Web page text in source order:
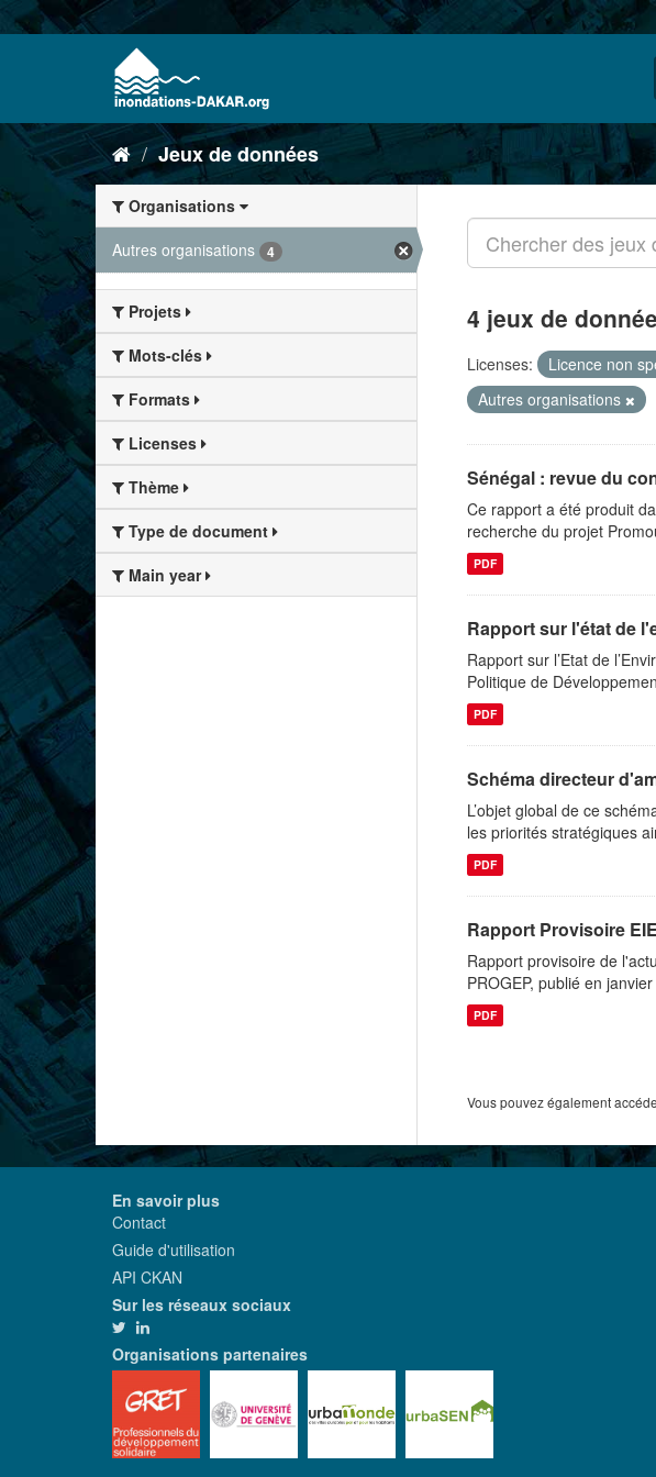
Jeux de données
Organisations
Autres organisations
4
Projets
Mots-clés
Formats
Licenses
Thème
Type de document
Main year
4 jeux de
Licenses: Licence non
Autres organisations
Sénégal : revue du
Ce rapport a été produit
recherche du projet
PDF
Rapport sur l'état de
Rapport sur l’Etat de
Politique de
PDF
Schéma directeur
L’objet global de ce
les priorités stratégiques
PDF
Rapport Provisoire
Rapport provisoire de
PROGEP, publié en
PDF
Vous pouvez également
En savoir plus
Contact
Guide d'utilisation
API CKAN
Sur les réseaux sociaux
Organisations partenaires